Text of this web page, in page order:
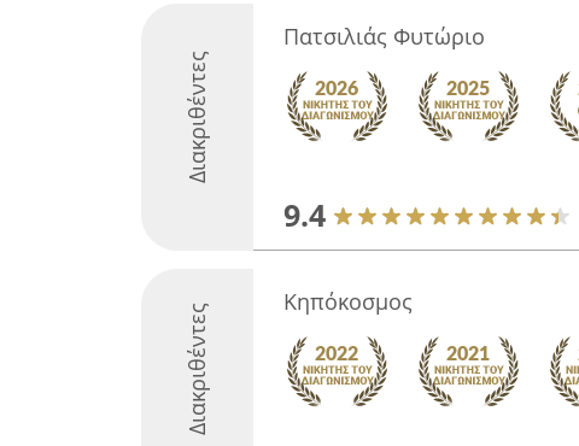
Διακριθέντες
Πατσιλιάς Φυτώριο
9.4
Διακριθέντες
Κηπόκοσμος